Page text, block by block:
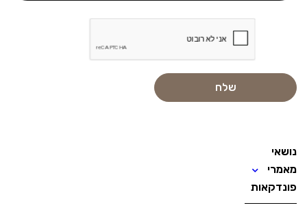
נושאי
מאמרי
פונדקאות